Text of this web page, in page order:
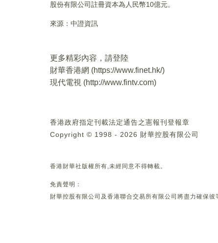
股份有限公司註冊資本為人民幣10億元。
來源：中證資訊
更多精彩內容，請登陸
財華香港網 (https://www.finet.hk/)
現代電視 (http://www.fintv.com)
香港政府指定刊載法定通告之憲報刊登報章
Copyright © 1998 - 2026 財華控股有限公司
香港財華社版權所有,未經同意不得轉載。
免責聲明：
財華控股有限公司及香港聯合交易所有限公司將盡力確保